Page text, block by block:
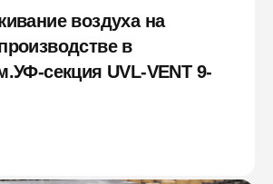
воздуха на
в
секция UVL-VENT 9-